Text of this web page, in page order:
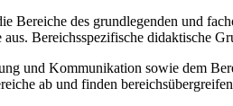
Bereiche des grundlegenden und
Bereichsspezifische didaktische
und Kommunikation sowie dem
ab und finden